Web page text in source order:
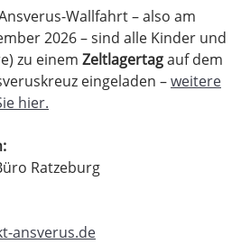
Wallfahrt – also am
2026 – sind alle Kinder und
zu einem Zeltlagertagauf dem
eingeladen –weitere
hier.
Ratzeburg
ansverus.de